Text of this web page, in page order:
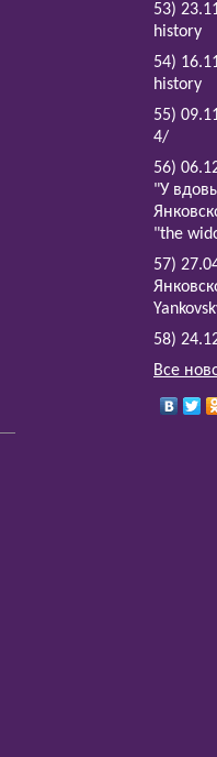
53)
history
54)
history
55)
4/
56)
"У
"the
57)
58)
Все